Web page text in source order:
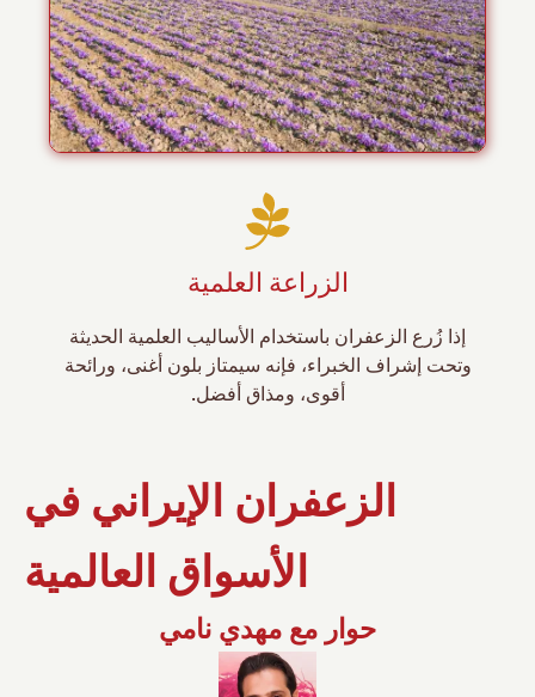
الزراعة العلمية
إذا زُرع الزعفران باستخدام الأساليب العلمية الحديثة
وتحت إشراف الخبراء، فإنه سيمتاز بلون أغنى، ورائحة
أقوى، ومذاق أفضل.
الزعفران الإيراني في
الأسواق العالمية
حوار مع مهدي نامي